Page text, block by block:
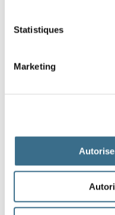
Statistiques
Marketing